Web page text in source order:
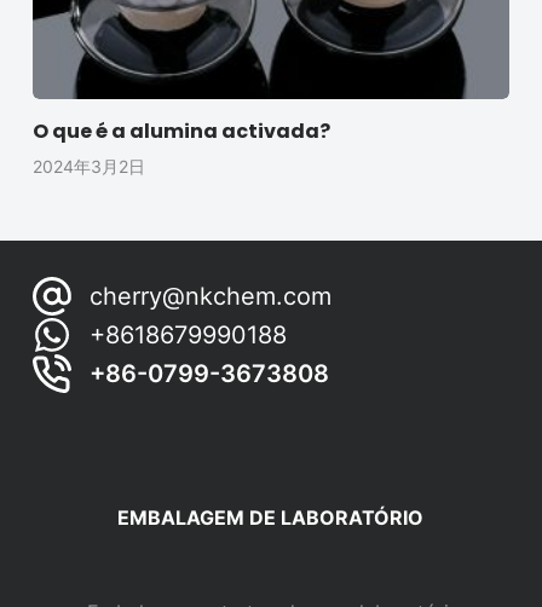
O que é a alumina activada?
2024年3月2日
cherry@nkchem.com
+8618679990188
+86-0799-3673808
EMBALAGEM DE LABORATÓRIO